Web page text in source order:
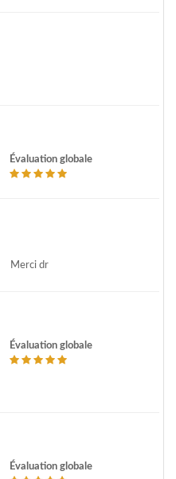
Évaluation globale
Merci dr
Évaluation globale
Évaluation globale